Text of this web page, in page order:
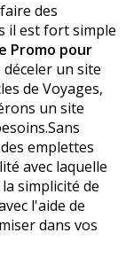
des
il est fort simple
Promo pour
un site
de Voyages,
un site
emplettes
avec laquelle
simplicité de
l'aide de
dans vos